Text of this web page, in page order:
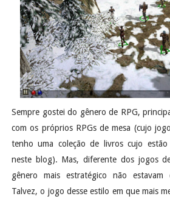
Sempre gostei do gênero de RPG,
com os próprios RPGs de mesa (cujo
tenho uma coleção de livros cujo
neste blog). Mas, diferente dos jogos
gênero mais estratégico não estavam
Talvez, o jogo desse estilo em que mais